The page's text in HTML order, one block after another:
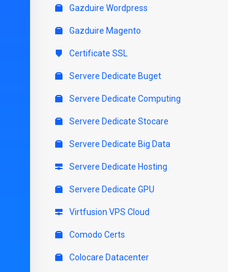
Gazduire Wordpress
Gazduire Magento
Certificate SSL
Servere Dedicate Buget
Servere Dedicate Computing
Servere Dedicate Stocare
Servere Dedicate Big Data
Servere Dedicate Hosting
Servere Dedicate GPU
Virtfusion VPS Cloud
Comodo Certs
Colocare Datacenter